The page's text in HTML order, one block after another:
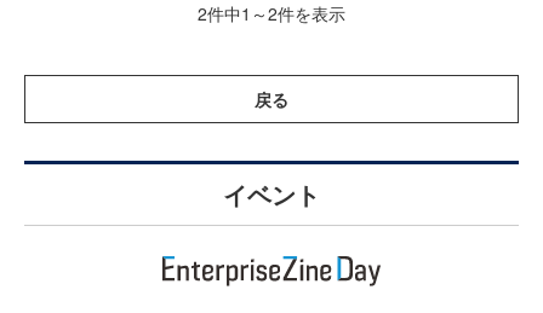
2件中1～2件を表示
戻る
イベント